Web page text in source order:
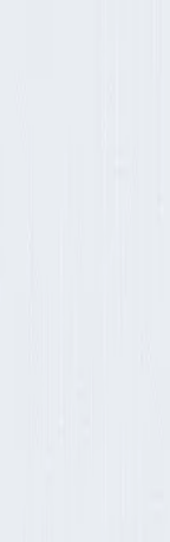
на
говорит наука о
вес в
замедляет